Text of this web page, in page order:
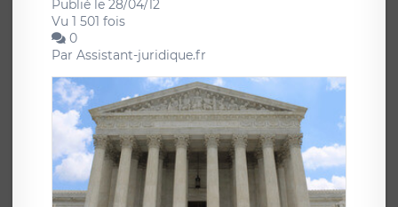
Publié le 28/04/12
Vu 1 501 fois
0
Par Assistant-juridique.fr